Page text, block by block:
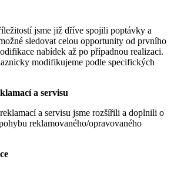
jsme již dříve spojili poptávky a
sledovat celou opportunity od prvního
nabídek až po případnou realizaci.
modifikujeme podle specifických
a servisu
a servisu jsme rozšířili a doplnili o
reklamovaného/opravovaného